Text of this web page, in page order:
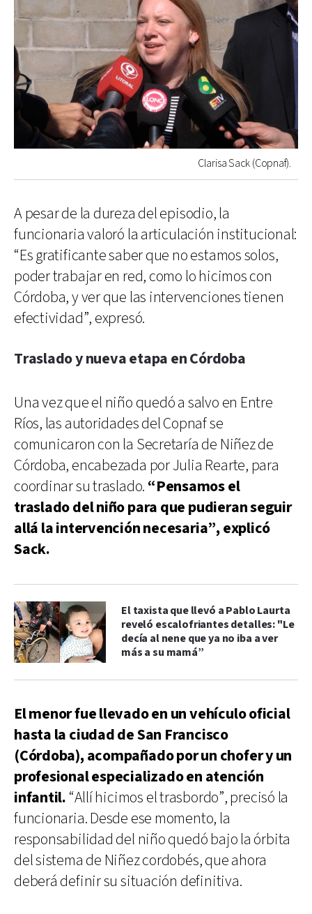
Clarisa Sack (Copnaf).
A pesar de la dureza del episodio, la
funcionaria valoró la articulación institucional:
“Es gratificante saber que no estamos solos,
poder trabajar en red, como lo hicimos con
Córdoba, y ver que las intervenciones tienen
efectividad”, expresó.
Traslado y nueva etapa en Córdoba
Una vez que el niño quedó a salvo en Entre
Ríos, las autoridades del Copnaf se
comunicaron con la Secretaría de Niñez de
Córdoba, encabezada por Julia Rearte, para
coordinar su traslado. “Pensamos el
traslado del niño para que pudieran seguir
allá la intervención necesaria”, explicó
Sack.
El taxista que llevó a Pablo Laurta
reveló escalofriantes detalles: "Le
decía al nene que ya no iba a ver
más a su mamá”
El menor fue llevado en un vehículo oficial
hasta la ciudad de San Francisco
(Córdoba), acompañado por un chofer y un
profesional especializado en atención
infantil. “Allí hicimos el trasbordo”, precisó la
funcionaria. Desde ese momento, la
responsabilidad del niño quedó bajo la órbita
del sistema de Niñez cordobés, que ahora
deberá definir su situación definitiva.